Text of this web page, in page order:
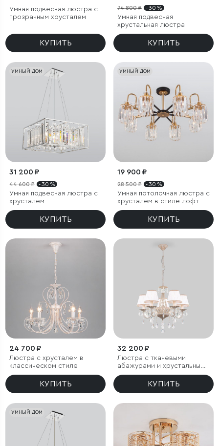
Умная подвесная люстра с
прозрачным хрусталем
КУПИТЬ
74 800 ₽ - 30 %
Умная подвесная
хрустальная люстра
КУПИТЬ
УМНЫЙ ДОМ
31 200 ₽
44 600 ₽ - 30 %
Умная подвесная люстра с
хрусталем
КУПИТЬ
УМНЫЙ ДОМ
19 900 ₽
28 500 ₽ - 30 %
Умная потолочная люстра с
хрусталем в стиле лофт
КУПИТЬ
24 700 ₽
Люстра с хрусталем в
классическом стиле
КУПИТЬ
32 200 ₽
Люстра с тканевыми
абажурами и хрустальными
подвесками
КУПИТЬ
УМНЫЙ ДОМ